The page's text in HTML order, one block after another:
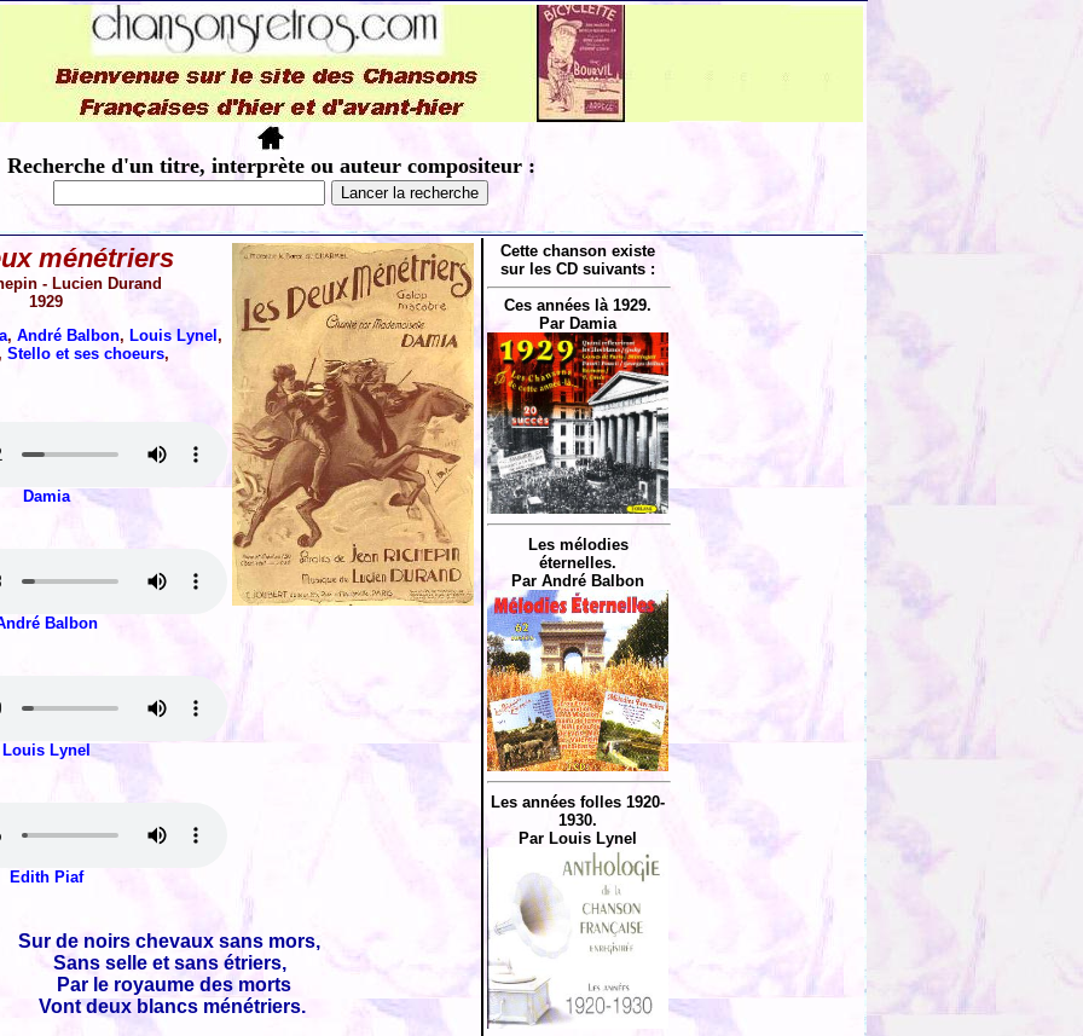
Recherche d'un titre, interprète ou auteur compositeur :
ménétriers
- Lucien Durand
1929
, André Balbon, Louis Lynel ,
Stello et ses choeurs,
Damia
Balbon
Louis Lynel
Edith Piaf
Sur de noirs chevaux sans mors,
Sans selle et sans étriers,
Par le royaume des morts
Vont deux blancs ménétriers.
Cette chanson existe
sur les CD suivants :
Ces années là 1929.
Par Damia
Les mélodies
éternelles.
Par André Balbon
Les années folles 1920-
1930.
Par Louis Lynel